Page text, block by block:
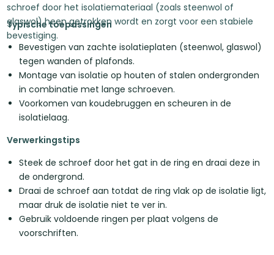
schroef door het isolatiemateriaal (zoals steenwol of
glaswol) heen getrokken wordt en zorgt voor een stabiele
bevestiging.
Typische toepassingen
Bevestigen van zachte isolatieplaten (steenwol, glaswol)
tegen wanden of plafonds.
Montage van isolatie op houten of stalen ondergronden
in combinatie met lange schroeven.
Voorkomen van koudebruggen en scheuren in de
isolatielaag.
Verwerkingstips
Steek de schroef door het gat in de ring en draai deze in
de ondergrond.
Draai de schroef aan totdat de ring vlak op de isolatie ligt,
maar druk de isolatie niet te ver in.
Gebruik voldoende ringen per plaat volgens de
voorschriften.